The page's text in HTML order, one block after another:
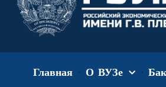
Главная О ВУЗе